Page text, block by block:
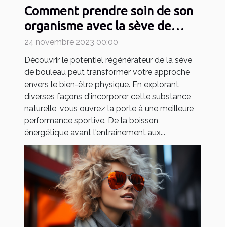
Comment prendre soin de son
organisme avec la sève de
bouleau pour devenir un
sportif efficace ?
24 novembre 2023 00:00
Découvrir le potentiel régénérateur de la sève
de bouleau peut transformer votre approche
envers le bien-être physique. En explorant
diverses façons d'incorporer cette substance
naturelle, vous ouvrez la porte à une meilleure
performance sportive. De la boisson
énergétique avant l'entraînement aux...